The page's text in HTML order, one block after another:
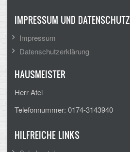
IMPRESSUM UND DATENSCHUTZ
Impressum
Datenschutzerklärung
HAUSMEISTER
Herr Atci
Telefonnummer: 0174-3143940
HILFREICHE LINKS